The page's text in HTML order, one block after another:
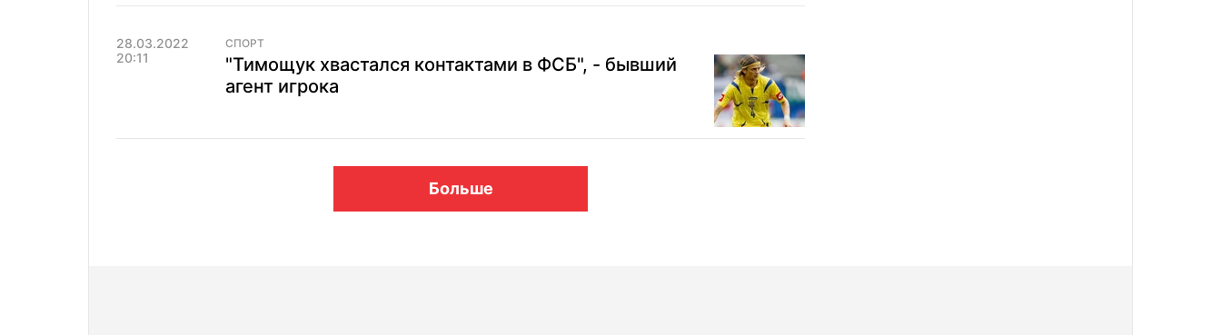
28.03.2022
20:11
СПОРТ
"Тимощук хвастался контактами в ФСБ", - бывший
агент игрока
Больше